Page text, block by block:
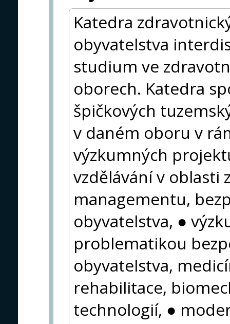
Katedra
obyvatelstva
studium ve
oborech. Katedra
špičkových
v daném oboru v
výzkumných
vzdělávání v oblasti
managementu,
obyvatelstva, ●
problematikou
obyvatelstva,
rehabilitace,
technologií, ●